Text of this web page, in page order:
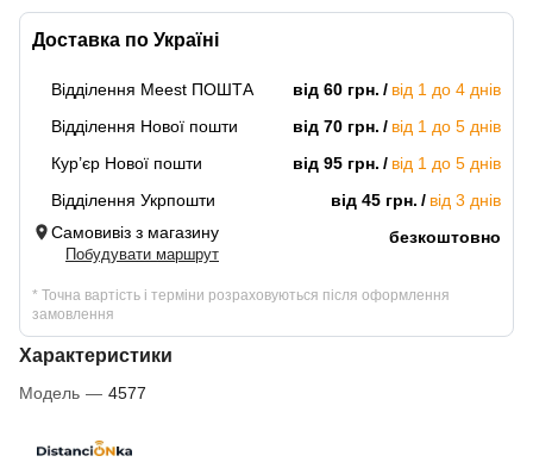
Доставка по Україні
Відділення Meest ПОШТА від 60 грн.
від 1 до 4 днів
Відділення Нової пошти
від 70 грн.
від 1 до 5 днів
Кур’єр Нової пошти
від 95 грн.
від 1 до 5 днів
Відділення Укрпошти
від 45 грн.
від 3 днів
Самовивіз з магазину
Побудувати маршрут
безкоштовно
* Точна вартість і терміни розраховуються після оформлення
замовлення
Характеристики
Модель — 4577